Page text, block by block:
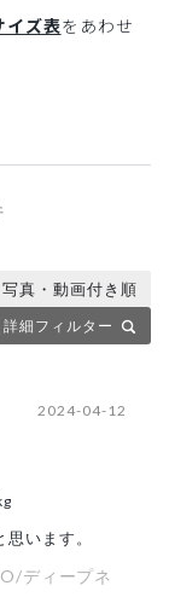
イズ表をあわせ
詳細フィルター
写真・動画付き順
2024-04-12
います。
ディープネ